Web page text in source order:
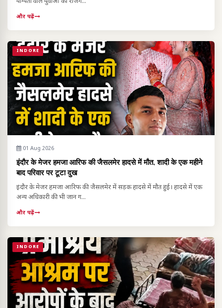
और पढ़ें
INDORE
01 Aug 2026
इंदौर के मेजर हमजा आरिफ की जैसलमेर हादसे में मौत, शादी के एक महीने
बाद परिवार पर टूटा दुख
इंदौर के मेजर हमजा आरिफ की जैसलमेर में सड़क हादसे में मौत हुई। हादसे में एक
अन्य अधिकारी की भी जान ग...
और पढ़ें
INDORE